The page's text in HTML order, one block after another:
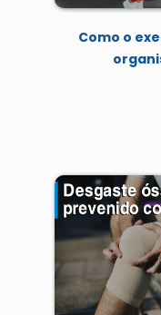
Como o